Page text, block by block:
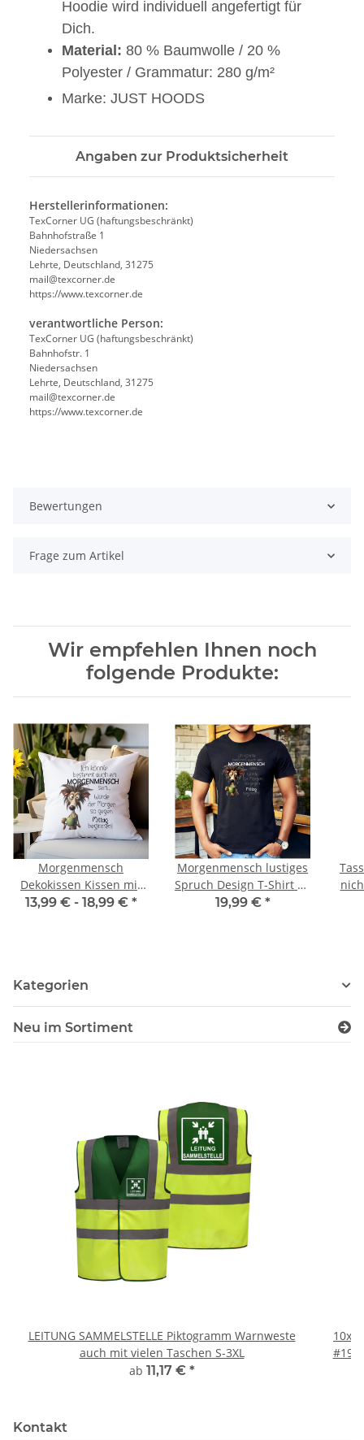
Hoodie wird individuell angefertigt für
Dich.
Material: 80 % Baumwolle / 20 %
Polyester / Grammatur: 280 g/m²
Marke: JUST HOODS
Angaben zur Produktsicherheit
Herstellerinformationen:
TexCorner UG (haftungsbeschränkt)
Bahnhofstraße 1
Niedersachsen
Lehrte, Deutschland, 31275
mail@texcorner.de
https://www.texcorner.de
verantwortliche Person:
TexCorner UG (haftungsbeschränkt)
Bahnhofstr. 1
Niedersachsen
Lehrte, Deutschland, 31275
mail@texcorner.de
https://www.texcorner.de
Bewertungen
Frage zum Artikel
Wir empfehlen Ihnen noch
folgende Produkte:
Morgenmensch
Dekokissen Kissen mit
Aufdruck Super Soft
13,99 € - 18,99 € *
Morgenmensch lustiges
Spruch Design T-Shirt by
Funnywords
19,99 € *
Kategorien
Neu im Sortiment
LEITUNG SAMMELSTELLE Piktogramm Warnweste
auch mit vielen Taschen S-3XL
ab 11,17 € *
10x
#190
Kontakt